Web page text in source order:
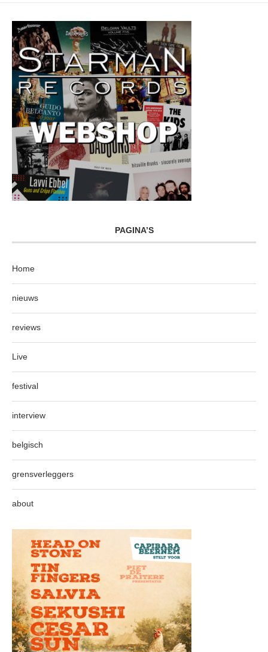
PAGINA’S
Home
nieuws
reviews
Live
festival
interview
belgisch
grensverleggers
about